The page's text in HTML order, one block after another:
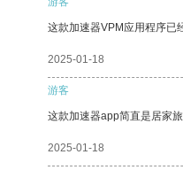
这款加速器VPM应用程序已
2025-01-18
游客
这款加速器app简直是居家
2025-01-18